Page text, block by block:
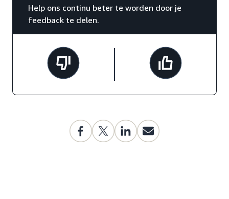
Help ons continu beter te worden door je
feedback te delen.